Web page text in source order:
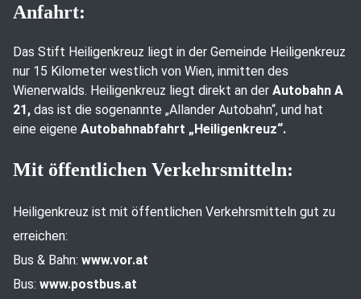
Anfahrt:
Das Stift Heiligenkreuz liegt in der Gemeinde Heiligenkreuz
nur 15 Kilometer westlich von Wien, inmitten des
Wienerwalds. Heiligenkreuz liegt direkt an der Autobahn A
21, das ist die sogenannte „Allander Autobahn“, und hat
eine eigene Autobahnabfahrt „Heiligenkreuz“.
Mit öffentlichen Verkehrsmitteln:
Heiligenkreuz ist mit öffentlichen Verkehrsmitteln gut zu
erreichen:
Bus & Bahn: www.vor.at
Bus: www.postbus.at